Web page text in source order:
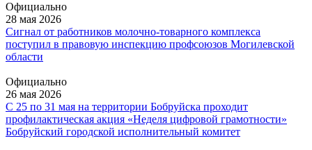
Официально
28 мая 2026
Сигнал от работников молочно-товарного комплекса
поступил в правовую инспекцию профсоюзов Могилевской
области
Официально
26 мая 2026
С 25 по 31 мая на территории Бобруйска проходит
профилактическая акция «Неделя цифровой грамотности»
Бобруйский городской исполнительный комитет